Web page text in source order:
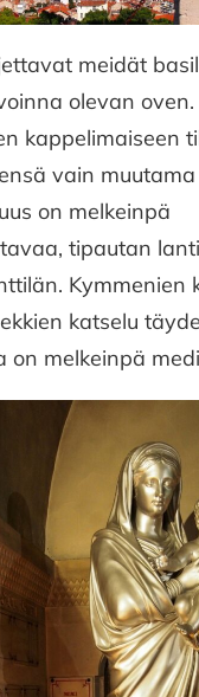
meidät
olevan
kappelimaiseen
vain
on melkeinpä
tipautan
Kymmenien
katselu
on melkeinpä